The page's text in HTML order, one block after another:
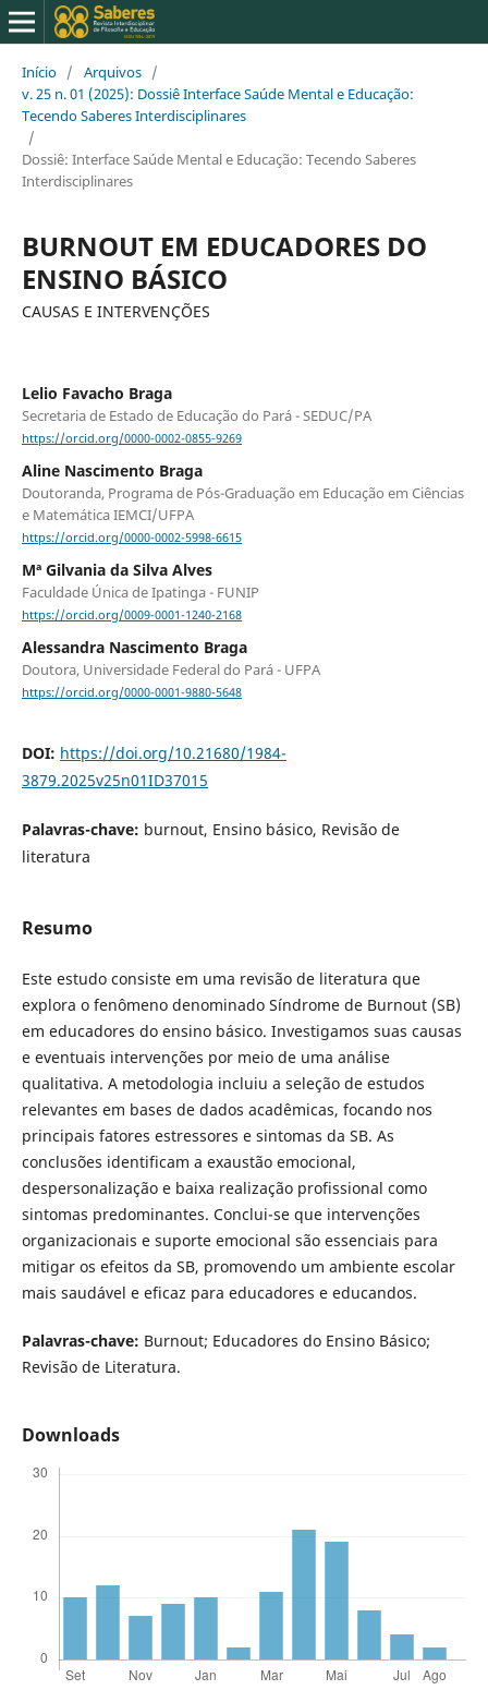
Início / Arquivos /
v. 25 n. 01 (2025): Dossiê Interface Saúde Mental e Educação:
Tecendo Saberes Interdisciplinares
/
Dossiê: Interface Saúde Mental e Educação: Tecendo Saberes
Interdisciplinares
BURNOUT EM EDUCADORES DO
ENSINO BÁSICO
CAUSAS E INTERVENÇÕES
Lelio Favacho Braga
Secretaria de Estado de Educação do Pará - SEDUC/PA
https://orcid.org/0000-0002-0855-9269
Aline Nascimento Braga
Doutoranda, Programa de Pós-Graduação em Educação em Ciências
e Matemática IEMCI/UFPA
https://orcid.org/0000-0002-5998-6615
Mª Gilvania da Silva Alves
Faculdade Única de Ipatinga - FUNIP
https://orcid.org/0009-0001-1240-2168
Alessandra Nascimento Braga
Doutora, Universidade Federal do Pará - UFPA
https://orcid.org/0000-0001-9880-5648
DOI: https://doi.org/10.21680/1984-
3879.2025v25n01ID37015
Palavras-chave: burnout, Ensino básico, Revisão de
literatura
Resumo
Este estudo consiste em uma revisão de literatura que
explora o fenômeno denominado Síndrome de Burnout (SB)
em educadores do ensino básico. Investigamos suas causas
e eventuais intervenções por meio de uma análise
qualitativa. A metodologia incluiu a seleção de estudos
relevantes em bases de dados acadêmicas, focando nos
principais fatores estressores e sintomas da SB. As
conclusões identificam a exaustão emocional,
despersonalização e baixa realização profissional como
sintomas predominantes. Conclui-se que intervenções
organizacionais e suporte emocional são essenciais para
mitigar os efeitos da SB, promovendo um ambiente escolar
mais saudável e eficaz para educadores e educandos.
Palavras-chave: Burnout; Educadores do Ensino Básico;
Revisão de Literatura.
Downloads